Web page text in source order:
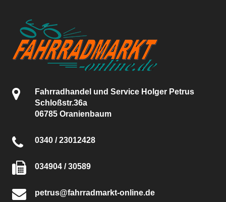
Fahrradhandel und Service Holger Petrus
Schloßstr.36a
06785 Oranienbaum
0340 / 23012428
034904 / 30589
petrus@fahrradmarkt-online.de